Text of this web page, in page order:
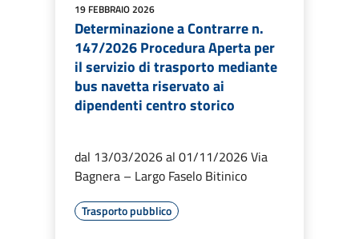
19 FEBBRAIO 2026
Determinazione a Contrarre n.
147/2026 Procedura Aperta per
il servizio di trasporto mediante
bus navetta riservato ai
dipendenti centro storico
dal 13/03/2026 al 01/11/2026 Via
Bagnera – Largo Faselo Bitinico
Trasporto pubblico